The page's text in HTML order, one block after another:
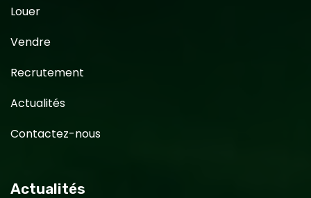
Louer
Vendre
Recrutement
Actualités
Contactez-nous
Actualités